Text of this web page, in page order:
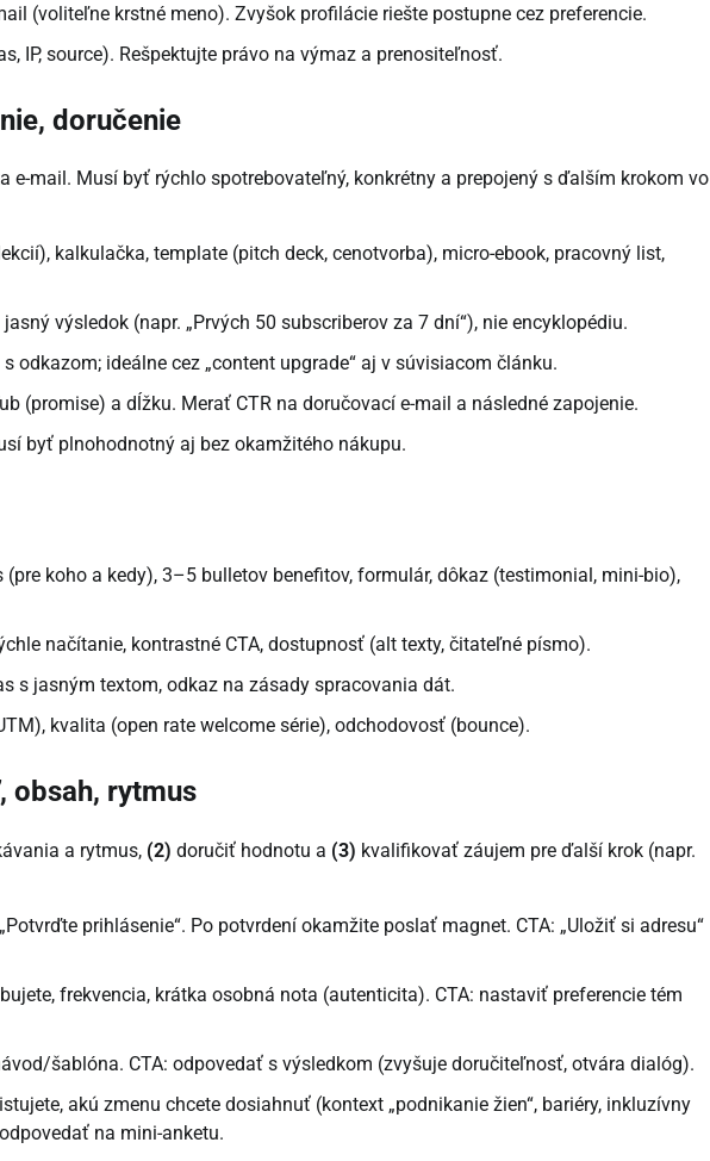
(voliteľne krstné meno). Zvyšok profilácie riešte postupne cez preferencie.
IP, source). Rešpektujte právo na výmaz a prenositeľnosť.
doručenie
e-mail. Musí byť rýchlo spotrebovateľný, konkrétny a prepojený s ďalším krokom vo
kalkulačka, template (pitch deck, cenotvorba), micro-ebook, pracovný list,
jasný výsledok (napr. „Prvých 50 subscriberov za 7 dní“), nie encyklopédiu.
odkazom; ideálne cez „content upgrade“ aj v súvisiacom článku.
(promise) a dĺžku. Merať CTR na doručovací e-mail a následné zapojenie.
byť plnohodnotný aj bez okamžitého nákupu.
koho a kedy), 3–5 bulletov benefitov, formulár, dôkaz (testimonial, mini-bio),
načítanie, kontrastné CTA, dostupnosť (alt texty, čitateľné písmo).
s jasným textom, odkaz na zásady spracovania dát.
kvalita (open rate welcome série), odchodovosť (bounce).
obsah, rytmus
a rytmus, (2) doručiť hodnotu a (3) kvalifikovať záujem pre ďalší krok (napr.
prihlásenie“. Po potvrdení okamžite poslať magnet. CTA: „Uložiť si adresu“
frekvencia, krátka osobná nota (autenticita). CTA: nastaviť preferencie tém
šablóna. CTA: odpovedať s výsledkom (zvyšuje doručiteľnosť, otvára dialóg).
akú zmenu chcete dosiahnuť (kontext „podnikanie žien“, bariéry, inkluzívny
na mini-anketu.